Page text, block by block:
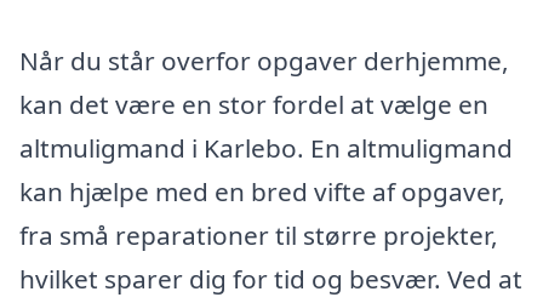
Når du står overfor opgaver derhjemme,
kan det være en stor fordel at vælge en
altmuligmand i Karlebo. En altmuligmand
kan hjælpe med en bred vifte af opgaver,
fra små reparationer til større projekter,
hvilket sparer dig for tid og besvær. Ved at